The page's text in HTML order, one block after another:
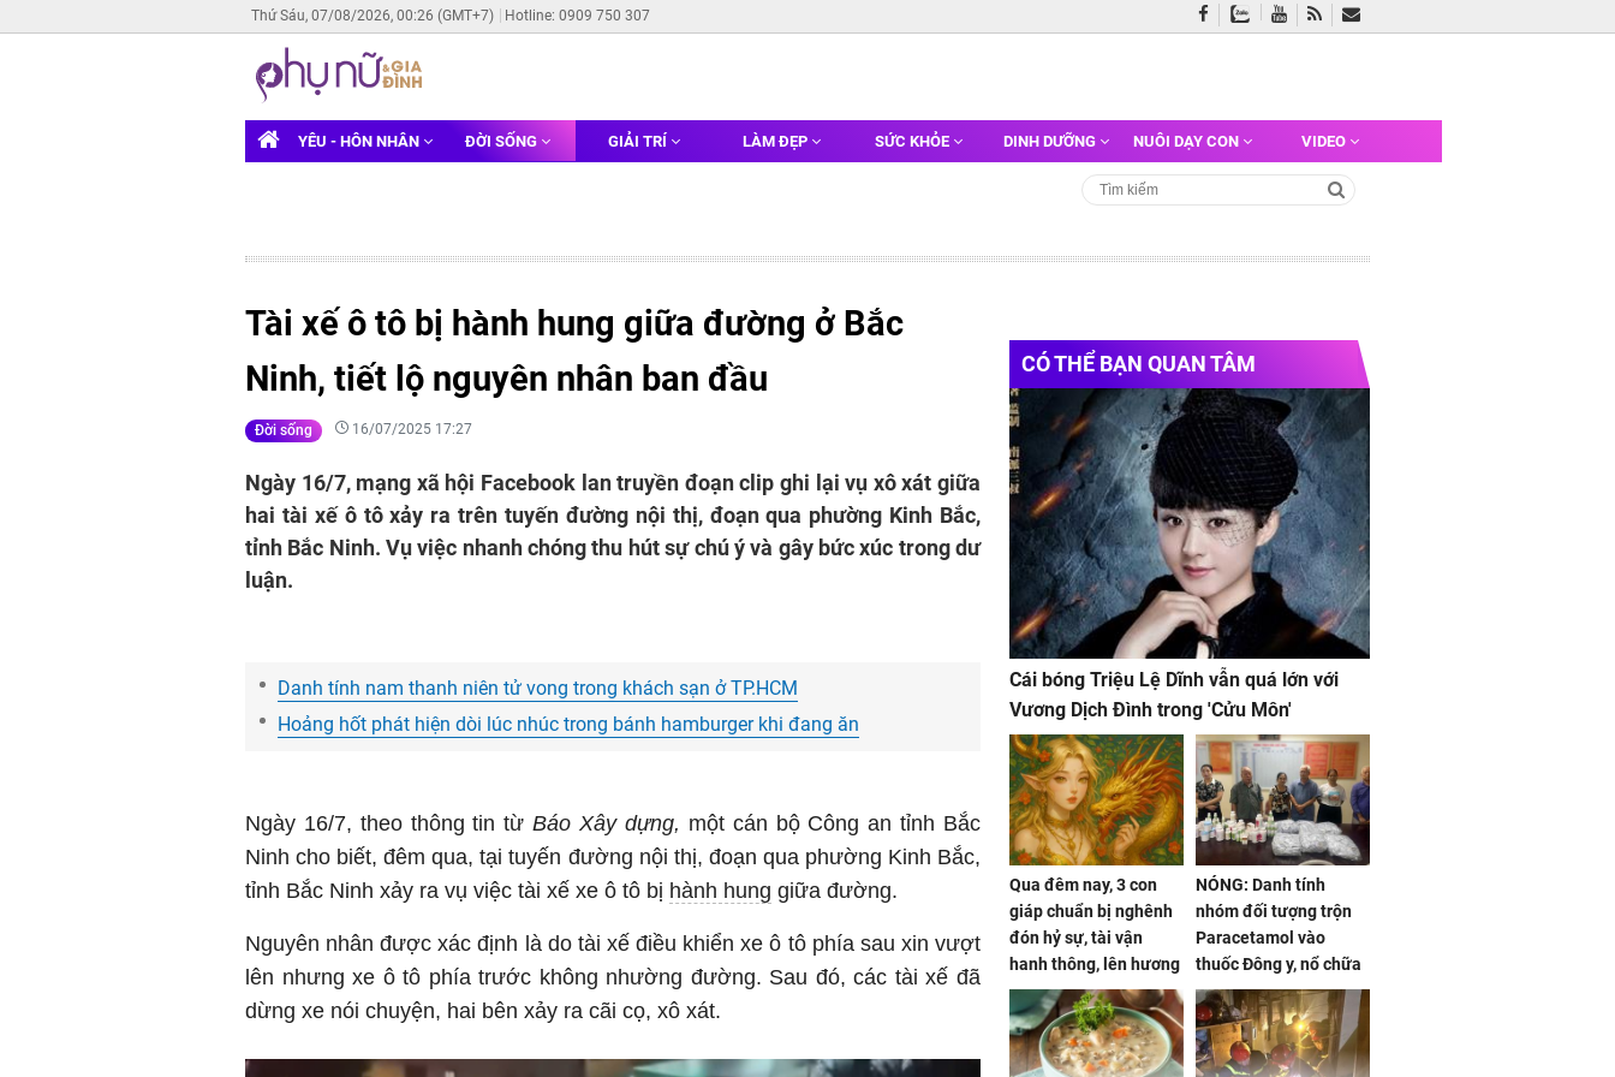
Thứ Sáu, 07/08/2026, 00:26 (GMT+7) Hotline: 0909 750 307
YÊU - HÔN NHÂN ĐỜI SỐNG GIẢI TRÍ LÀM ĐẸP SỨC KHỎE DINH DƯỠNG NUÔI DẠY CON VIDEO
Tài xế ô tô bị hành hung giữa đường ở Bắc
Ninh, tiết lộ nguyên nhân ban đầu
Đời sống 16/07/2025 17:27
Ngày 16/7, mạng xã hội Facebook lan truyền đoạn clip ghi lại vụ xô xát giữa
hai tài xế ô tô xảy ra trên tuyến đường nội thị, đoạn qua phường Kinh Bắc,
tỉnh Bắc Ninh. Vụ việc nhanh chóng thu hút sự chú ý và gây bức xúc trong dư
luận.
Danh tính nam thanh niên tử vong trong khách sạn ở TP.HCM
Hoảng hốt phát hiện dòi lúc nhúc trong bánh hamburger khi đang ăn
Ngày 16/7, theo thông tin từBáo Xây dựng, một cán bộ Công an tỉnh Bắc
Ninh cho biết, đêm qua, tại tuyến đường nội thị, đoạn qua phường Kinh Bắc,
tỉnh Bắc Ninh xảy ra vụ việc tài xế xe ô tô bị hành hung giữa đường.
Nguyên nhân được xác định là do tài xế điều khiển xe ô tô phía sau xin vượt
lên nhưng xe ô tô phía trước không nhường đường. Sau đó, các tài xế đã
dừng xe nói chuyện, hai bên xảy ra cãi cọ, xô xát.
CÓ THỂ BẠN QUAN TÂM
Cái bóng Triệu Lệ Dĩnh vẫn quá lớn với
Vương Dịch Đình trong 'Cửu Môn'
Qua đêm nay, 3 con
giáp chuẩn bị nghênh
đón hỷ sự, tài vận
hanh thông, lên hương
hóa Rồng hóa Phượng,
gom hết may mắn về
nhà
NÓNG: Danh tính
nhóm đối tượng trộn
Paracetamol vào
thuốc Đông y, nổ chữa
bách bệnh